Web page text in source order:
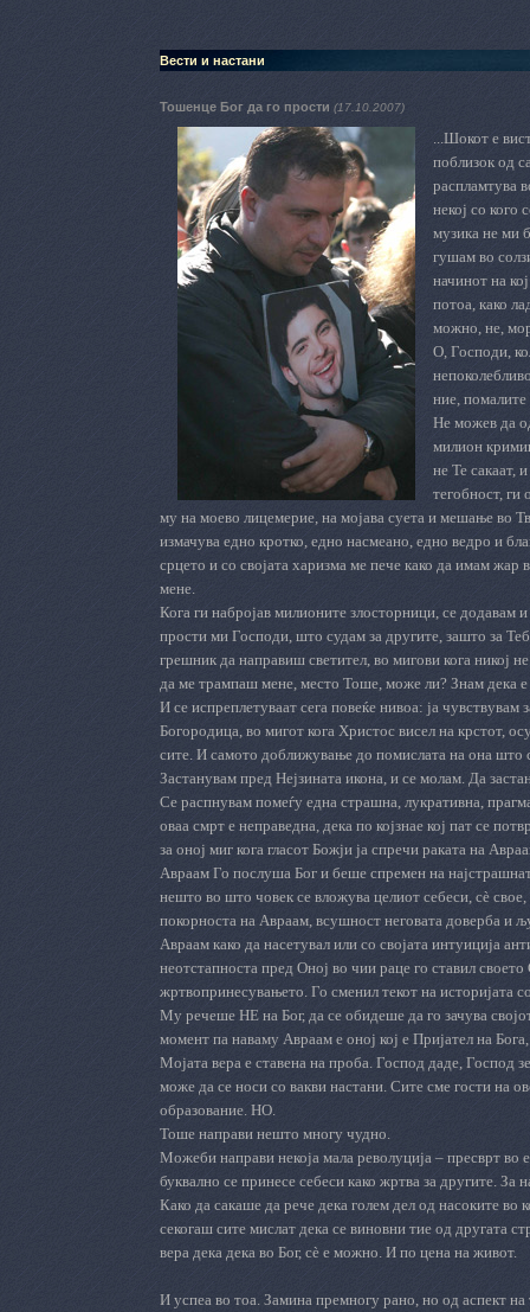
Вести и настани
Тошенце Бог да го прости (17.10.2007)
...Шокот е
поблизок од
распламтува
некој со кого
музика не ми
гушам во
начинот на
потоа, како
можно, не,
О, Господи,
ние, помалите
Не можев да
милион
не Те сакаат,
тегобност,
му на моево лицемерие, на мојава суета и мешање во
измачува едно кротко, едно насмеано, едно ведро и
срцето и со својата харизма ме пече како да имам жар
мене.
Кога ги набројав милионите злосторници, се додавам
прости ми Господи, што судам за другите, зашто за
грешник да направиш светител, во мигови кога никој
да ме трампаш мене, место Тоше, може ли? Знам дека
И се испреплетуваат сега повеќе нивоа: ја
Богородица, во мигот кога Христос висел на крстот,
сите. И самото доближување до помислата на она што
Застанувам пред Нејзината икона, и се молам. Да
Се распнувам помеѓу една страшна, лукративна,
оваа смрт е неправедна, дека по којзнае кој пат
за оној миг кога гласот Божји ја спречи раката на
Авраам Го послуша Бог и беше спремен на
нешто во што човек се вложува целиот себеси, сè
покорноста на Авраам, всушност неговата доверба и
Авраам како да насетувал или со својата интуиција
неотстапноста пред Оној во чии раце го ставил
жртвопринесувањето. Го сменил текот на историјата
Му речеше НЕ на Бог, да се обидеше да го зачува
момент па наваму Авраам е оној кој е Пријател на
Мојата вера е ставена на проба. Господ даде, Господ
може да се носи со вакви настани. Сите сме гости на
образование. НО.
Тоше направи нешто многу чудно.
Можеби направи некоја мала револуција – пресврт
буквално се принесе себеси како жртва за другите. За
Како да сакаше да рече дека голем дел од насоките
секогаш сите мислат дека се виновни тие од другата
вера дека дека во Бог, сè е можно. И по цена на живот.
И успеа во тоа. Замина премногу рано, но од аспект